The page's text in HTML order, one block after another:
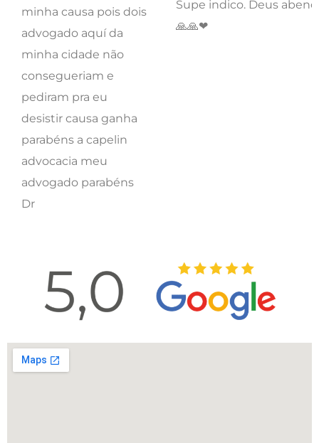
pediram pra eu
desistir causa ganha
parabéns a capelin
advocacia meu
advogado parabéns
Dr